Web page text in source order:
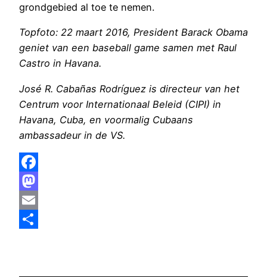
grondgebied al toe te nemen.
Topfoto: 22 maart 2016, President Barack Obama
geniet van een baseball game samen met Raul
Castro in Havana.
José R. Cabañas Rodríguez is directeur van het
Centrum voor Internationaal Beleid (CIPI) in
Havana, Cuba, en voormalig Cubaans
ambassadeur in de VS.
Facebook
Mastodon
Email